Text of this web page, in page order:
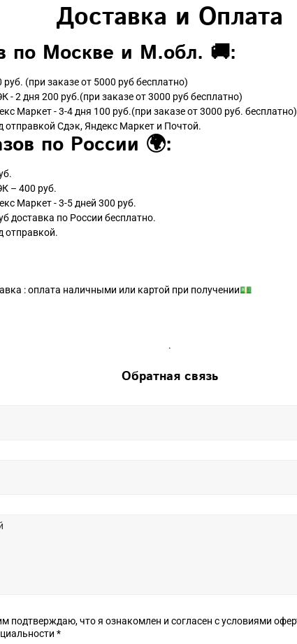
Доставка и Оплата
по Москве и М.обл. 🚚:
(при заказе от 5000 руб бесплатно)
2 дня 200 руб.(при заказе от 3000 руб бесплатно)
Маркет - 3-4 дня 100 руб.(при заказе от 3000 руб. бесплатно)
отправкой Сдэк, Яндекс Маркет и Почтой.
по России 🌍:
– 400 руб.
Маркет - 3-5 дней 300 руб.
доставка по России бесплатно.
отправкой.
: оплата наличными или картой при получении💵
.
Обратная связь
что я ознакомлен и согласен с условиями оферты и политики
конфиденциальности *